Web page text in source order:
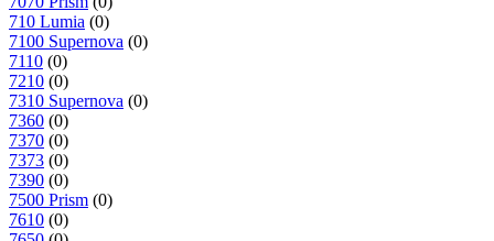
710 Lumia (0)
7100 Supernova (0)
7110 (0)
7210 (0)
7310 Supernova (0)
7360 (0)
7370 (0)
7373 (0)
7390 (0)
7500 Prism (0)
7610 (0)